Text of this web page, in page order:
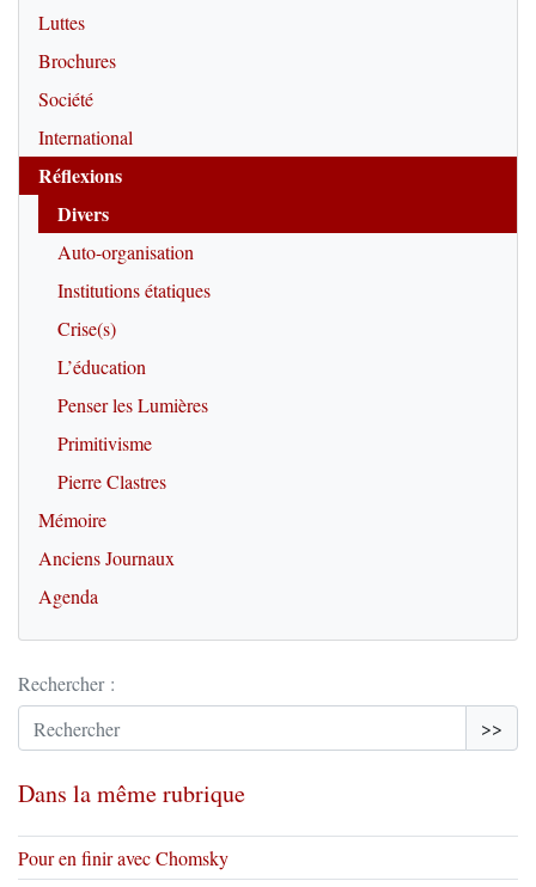
Luttes
Brochures
Société
International
Réflexions
Divers
Auto-organisation
Institutions étatiques
Crise(s)
L’éducation
Penser les Lumières
Primitivisme
Pierre Clastres
Mémoire
Anciens Journaux
Agenda
Rechercher :
>>
Dans la même rubrique
Pour en finir avec Chomsky